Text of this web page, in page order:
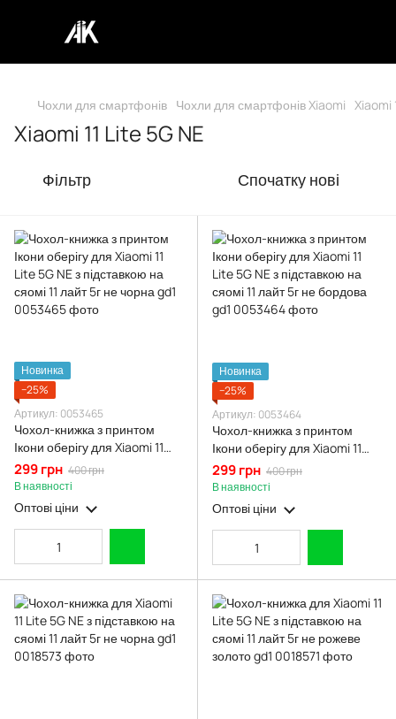
Чохли для смартфонів Чохли для смартфонів Xiaomi Xiaomi
Xiaomi 11 Lite 5G NE
Фільтр Спочатку нові
Новинка
−25%
Артикул: 0053465
Чохол-книжка з принтом
Ікони оберігу для Xiaomi 11
Lite 5G NE з підставкою на
сяомі 11 лайт 5г не чорна gd1
299 грн 400 грн
В наявності
Оптові ціни
Новинка
−25%
Артикул: 0053464
Чохол-книжка з принтом
Ікони оберігу для Xiaomi 11
Lite 5G NE з підставкою на
сяомі 11 лайт 5г не бордова
gd1
299 грн 400 грн
В наявності
Оптові ціни